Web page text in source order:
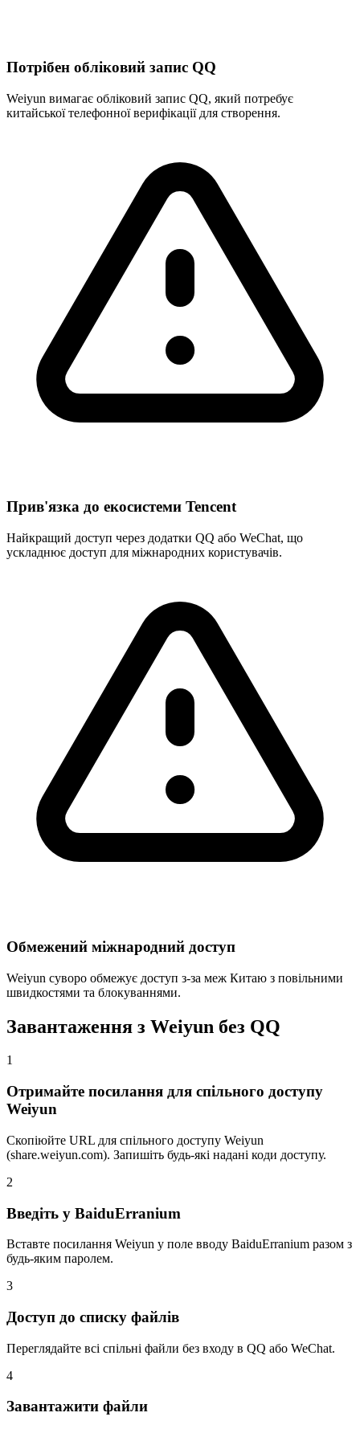
Потрібен обліковий запис QQ
Weiyun вимагає обліковий запис QQ, який потребує
китайської телефонної верифікації для створення.
Прив'язка до екосистеми Tencent
Найкращий доступ через додатки QQ або WeChat, що
ускладнює доступ для міжнародних користувачів.
Обмежений міжнародний доступ
Weiyun суворо обмежує доступ з-за меж Китаю з повільними
швидкостями та блокуваннями.
Завантаження з Weiyun без QQ
1
Отримайте посилання для спільного доступу
Weiyun
Скопіюйте URL для спільного доступу Weiyun
(share.weiyun.com). Запишіть будь-які надані коди доступу.
2
Введіть у BaiduErranium
Вставте посилання Weiyun у поле вводу BaiduErranium разом з
будь-яким паролем.
3
Доступ до списку файлів
Переглядайте всі спільні файли без входу в QQ або WeChat.
4
Завантажити файли